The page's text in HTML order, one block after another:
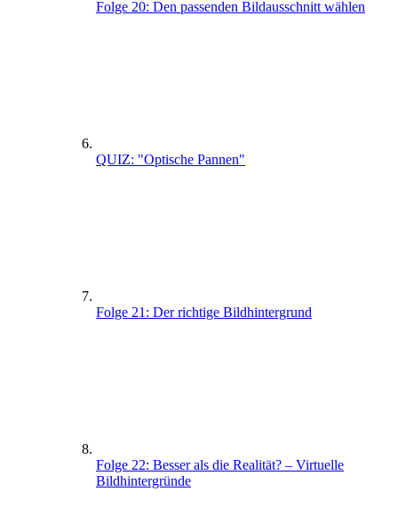
Folge 20: Den passenden Bildausschnitt wählen
QUIZ: "Optische Pannen"
Folge 21: Der richtige Bildhintergrund
Folge 22: Besser als die Realität? – Virtuelle
Bildhintergründe